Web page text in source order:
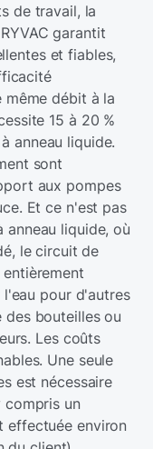
de travail, la
garantit
et fiables,
même débit à la
15 à 20 %
anneau liquide.
sont
aux pompes
Et ce n'est pas
liquide, où
le circuit de
pour d'autres
bouteilles ou
Les coûts
Une seule
est nécessaire
compris un
effectuée environ